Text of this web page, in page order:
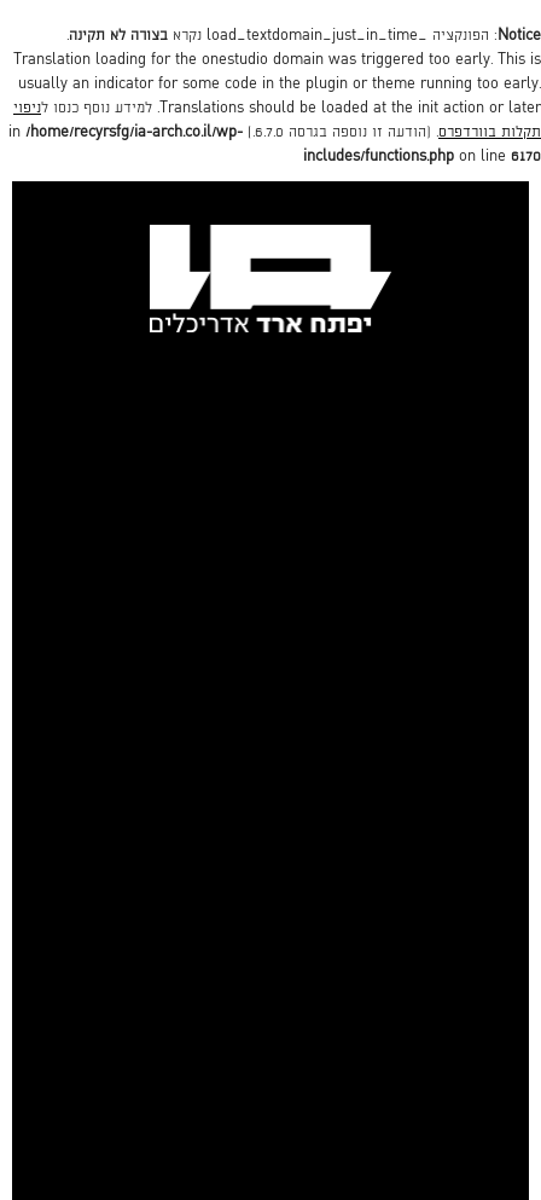
Notice : הפונקציה _load_textdomain_just_in_time נקרא בצורה לא תקינה.
Translation loading for the onestudio domain was triggered too early. This is
usually an indicator for some code in the plugin or theme running too early.
Translations should be loaded at the init action or later. למידע נוסף כנסו ל
ניפוי
תקלות בוורדפרס. (הודעה זו נוספה בגרסה 6.7.0.) in
/home/recyrsfg/ia-arch.co.il/wp-
includes/functions.php on line 6170